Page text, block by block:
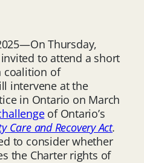
Thursday,
to attend a short
coalition of
intervene at the
in Ontario on March
of Ontario’s
Care and Recovery Act.
to consider whether
the Charter rights of